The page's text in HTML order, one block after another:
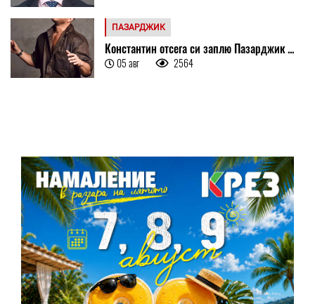
ПАЗАРДЖИК
Константин отсега си заплю Пазарджик ...
05 авг 2564